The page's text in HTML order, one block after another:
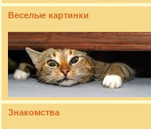
Веселые картинки
Знакомства